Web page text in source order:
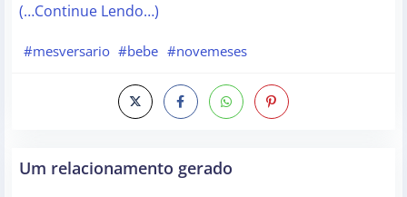
(…Continue Lendo…)
#mesversario #bebe #novemeses
Um relacionamento gerado